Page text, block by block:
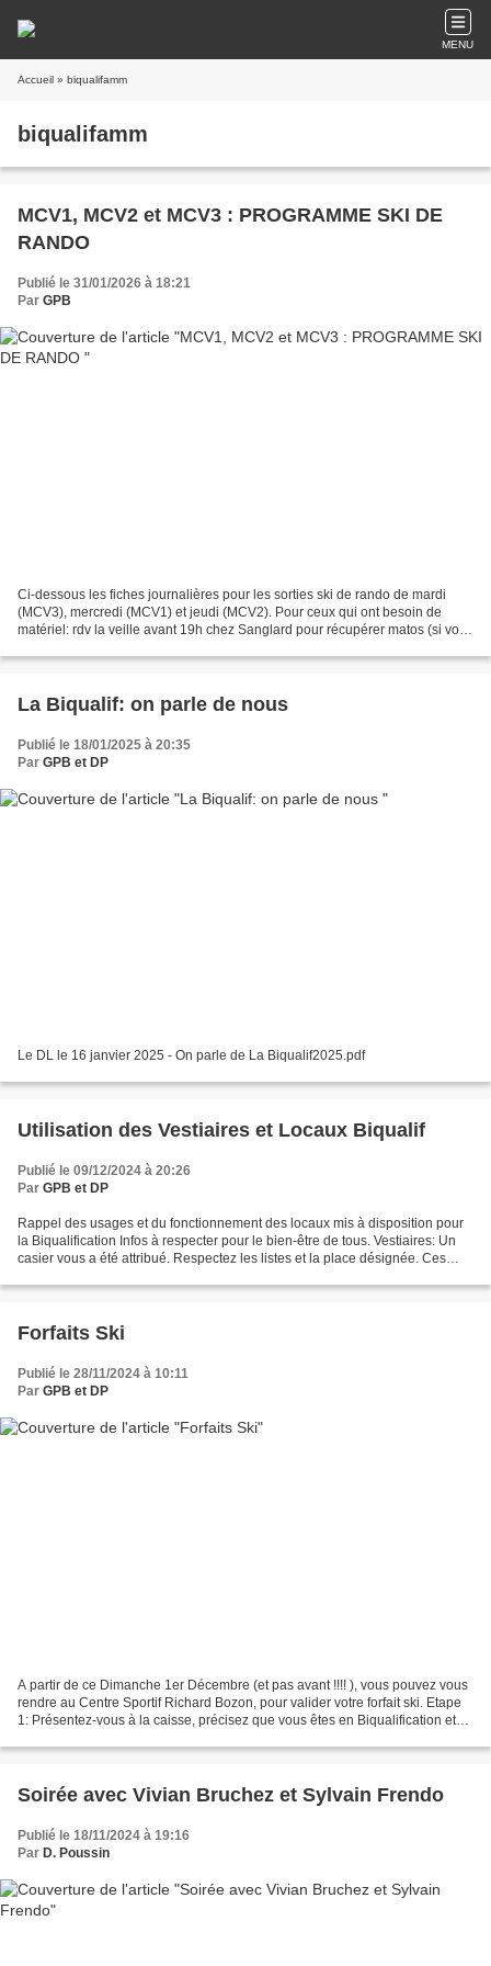
MENU
Accueil » biqualifamm
biqualifamm
MCV1, MCV2 et MCV3 : PROGRAMME SKI DE
RANDO
Publié le 31/01/2026 à 18:21
Par GPB
Ci-dessous les fiches journalières pour les sorties ski de rando de mardi
(MCV3), mercredi (MCV1) et jeudi (MCV2). Pour ceux qui ont besoin de
matériel: rdv la veille avant 19h chez Sanglard pour récupérer matos (si vous
La Biqualif: on parle de nous
Publié le 18/01/2025 à 20:35
Par GPB et DP
Le DL le 16 janvier 2025 - On parle de La Biqualif2025.pdf
Utilisation des Vestiaires et Locaux Biqualif
Publié le 09/12/2024 à 20:26
Par GPB et DP
Rappel des usages et du fonctionnement des locaux mis à disposition pour
la Biqualification Infos à respecter pour le bien-être de tous. Vestiaires: Un
casier vous a été attribué. Respectez les listes et la place désignée. Ces
Forfaits Ski
Publié le 28/11/2024 à 10:11
Par GPB et DP
A partir de ce Dimanche 1er Décembre (et pas avant !!!! ), vous pouvez vous
rendre au Centre Sportif Richard Bozon, pour valider votre forfait ski. Etape
1: Présentez-vous à la caisse, précisez que vous êtes en Biqualification et
Soirée avec Vivian Bruchez et Sylvain Frendo
Publié le 18/11/2024 à 19:16
Par D. Poussin